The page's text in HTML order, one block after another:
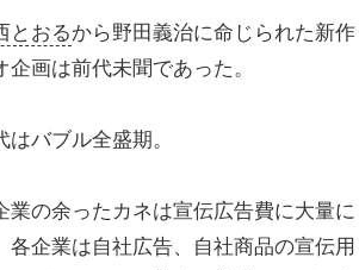
とおるから野田義治に命じられた新作
企画は前代未聞であった。
バブル全盛期。
の余ったカネは宣伝広告費に大量に
各企業は自社広告、自社商品の宣伝用